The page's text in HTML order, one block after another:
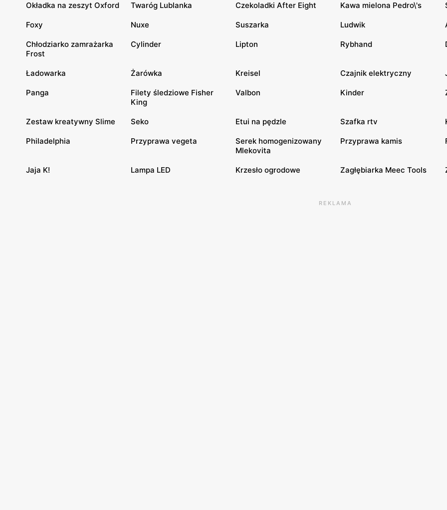
Okładka na zeszyt Oxford Twaróg Lublanka Czekoladki After Eight Kawa mielona Pedro\'s
Foxy Nuxe Suszarka Ludwik
Chłodziarko zamrażarka
Frost
Cylinder Lipton Rybhand
Ładowarka Żarówka Kreisel Czajnik elektryczny
Panga
Filety śledziowe Fisher
King
Valbon Kinder
Zestaw kreatywny Slime Seko Etui na pędzle Szafka rtv
Philadelphia Przyprawa vegeta
Serek homogenizowany
Mlekovita
Przyprawa kamis
Jaja K! Lampa LED Krzesło ogrodowe Zagłębiarka Meec Tools
REKLAMA